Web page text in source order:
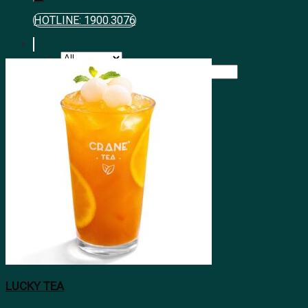
HOTLINE: 1900.3076
Tìm kiếm:
LUCKY TEA